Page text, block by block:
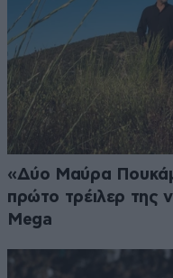
«Δύο Μαύρα
πρώτο τρέιλερ της
Mega